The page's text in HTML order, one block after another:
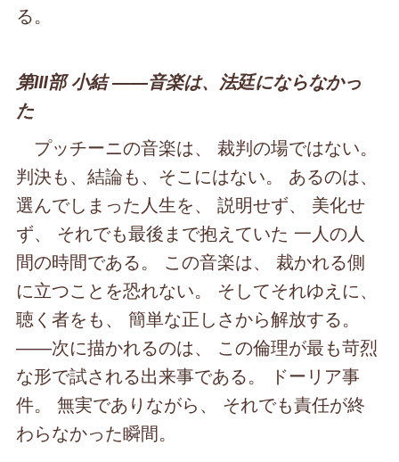
る。
第Ⅲ部 小結 ――音楽は、法廷にならなかっ
た
プッチーニの音楽は、 裁判の場ではない。
判決も、結論も、そこにはない。 あるのは、
選んでしまった人生を、 説明せず、 美化せ
ず、 それでも最後まで抱えていた 一人の人
間の時間である。 この音楽は、 裁かれる側
に立つことを恐れない。 そしてそれゆえに、
聴く者をも、 簡単な正しさから解放する。
――次に描かれるのは、 この倫理が最も苛烈
な形で試される出来事である。 ドーリア事
件。 無実でありながら、 それでも責任が終
わらなかった瞬間。